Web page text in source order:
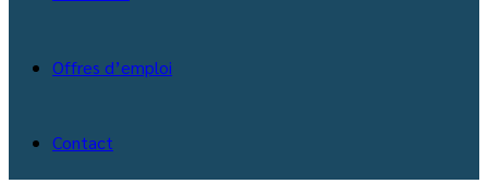
Offres d’emploi
Contact